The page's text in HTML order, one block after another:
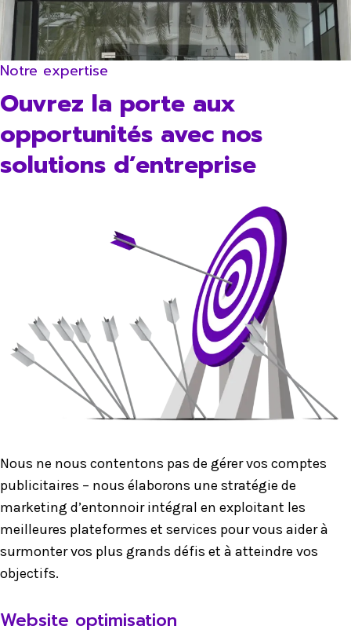
Notre expertise
Ouvrez la porte aux
opportunités avec nos
solutions d’entreprise
Nous ne nous contentons pas de gérer vos comptes
publicitaires – nous élaborons une stratégie de
marketing d’entonnoir intégral en exploitant les
meilleures plateformes et services pour vous aider à
surmonter vos plus grands défis et à atteindre vos
objectifs.
Website optimisation